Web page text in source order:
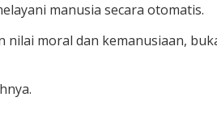
manusia secara otomatis.
moral dan kemanusiaan,